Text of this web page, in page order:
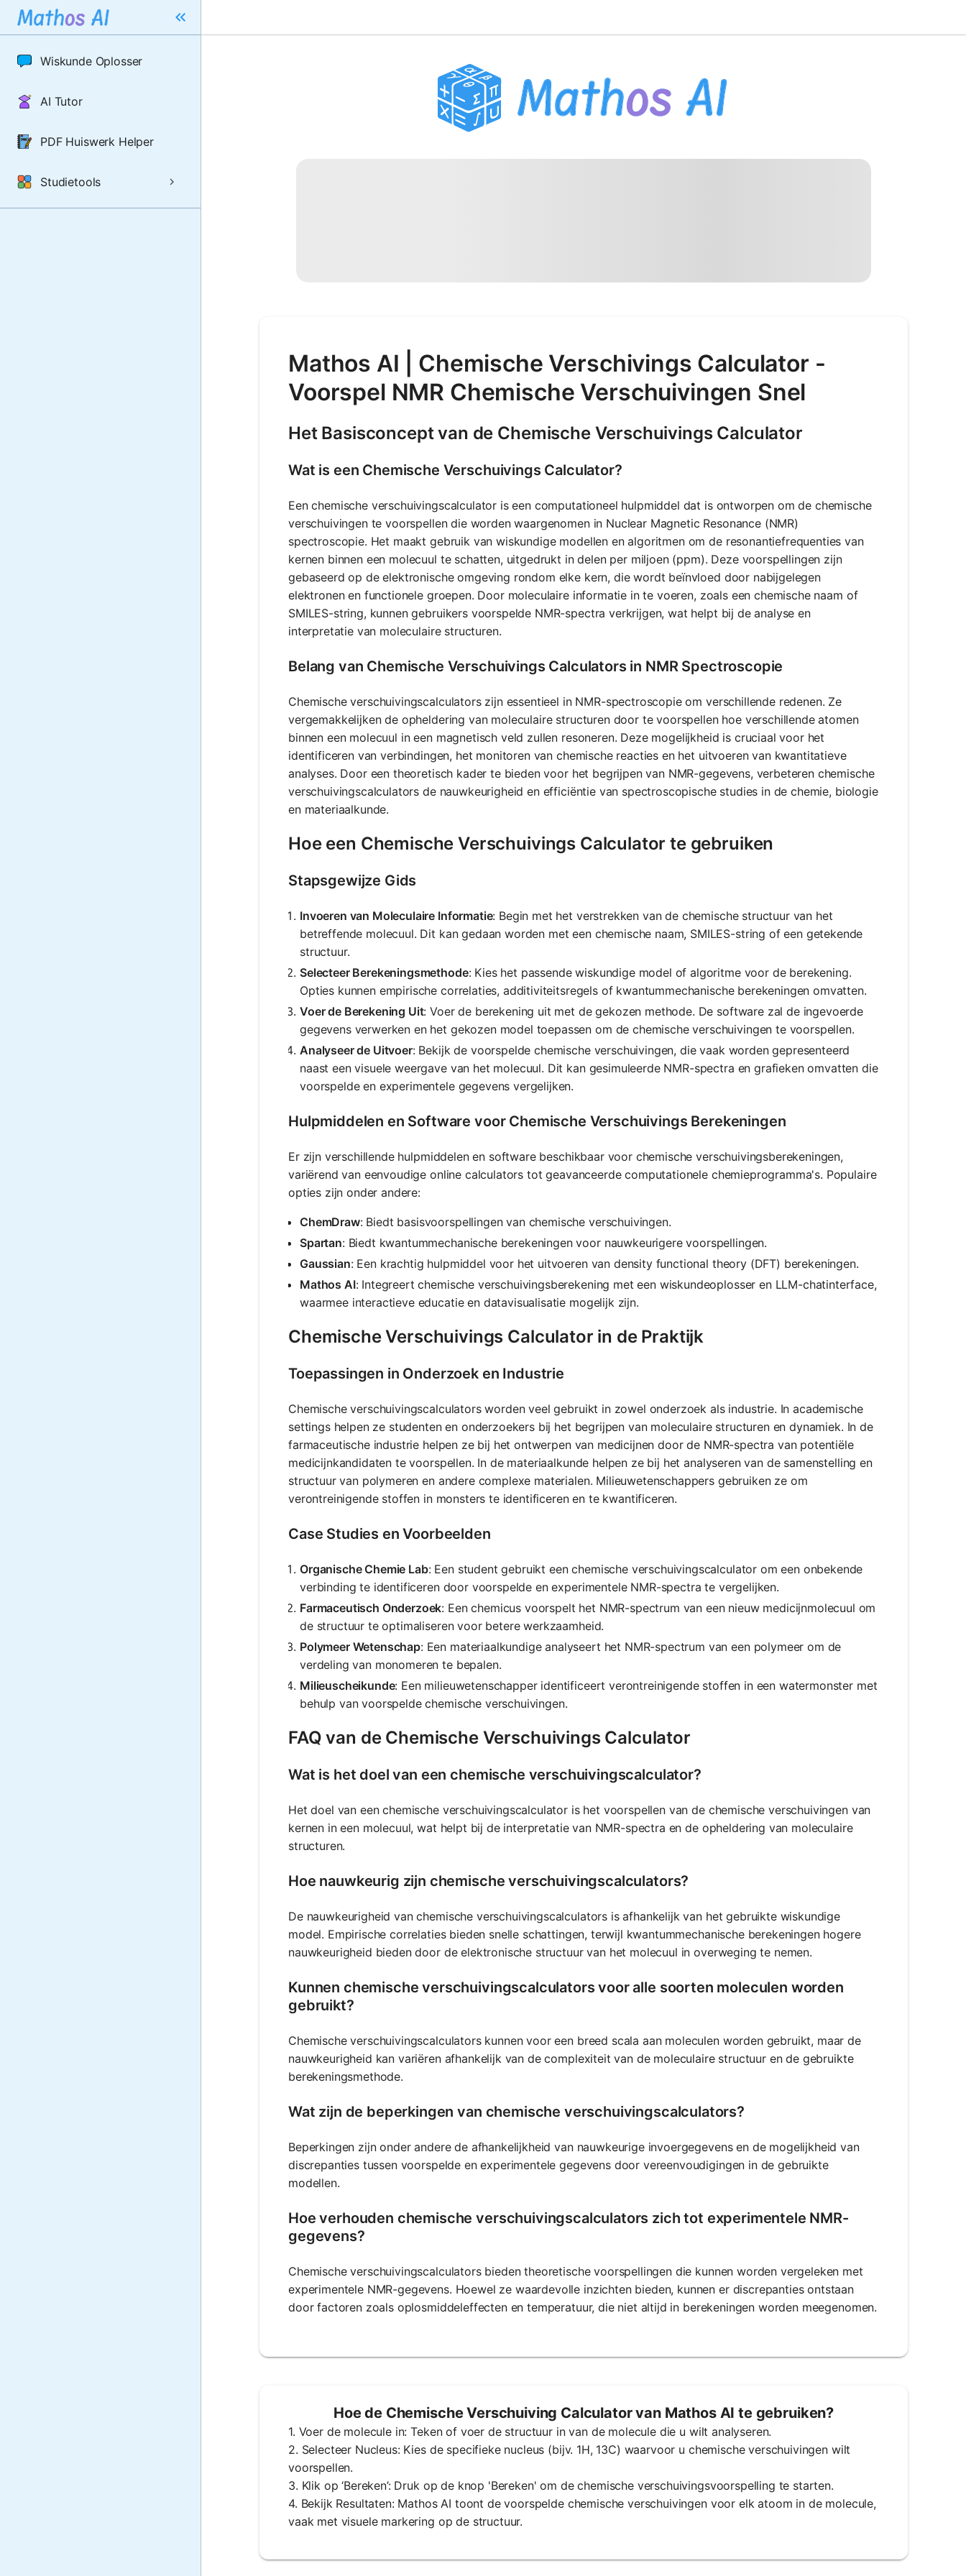
Wiskunde Oplosser
AI Tutor
PDF Huiswerk Helper
Studietools
Mathos AI | Chemische Verschivings Calculator -
Voorspel NMR Chemische Verschuivingen Snel
Het Basisconcept van de Chemische Verschuivings Calculator
Wat is een Chemische Verschuivings Calculator?
Een chemische verschuivingscalculator is een computationeel hulpmiddel dat is ontworpen om de chemische
verschuivingen te voorspellen die worden waargenomen in Nuclear Magnetic Resonance (NMR)
spectroscopie. Het maakt gebruik van wiskundige modellen en algoritmen om de resonantiefrequenties van
kernen binnen een molecuul te schatten, uitgedrukt in delen per miljoen (ppm). Deze voorspellingen zijn
gebaseerd op de elektronische omgeving rondom elke kern, die wordt beïnvloed door nabijgelegen
elektronen en functionele groepen. Door moleculaire informatie in te voeren, zoals een chemische naam of
SMILES-string, kunnen gebruikers voorspelde NMR-spectra verkrijgen, wat helpt bij de analyse en
interpretatie van moleculaire structuren.
Belang van Chemische Verschuivings Calculators in NMR Spectroscopie
Chemische verschuivingscalculators zijn essentieel in NMR-spectroscopie om verschillende redenen. Ze
vergemakkelijken de opheldering van moleculaire structuren door te voorspellen hoe verschillende atomen
binnen een molecuul in een magnetisch veld zullen resoneren. Deze mogelijkheid is cruciaal voor het
identificeren van verbindingen, het monitoren van chemische reacties en het uitvoeren van kwantitatieve
analyses. Door een theoretisch kader te bieden voor het begrijpen van NMR-gegevens, verbeteren chemische
verschuivingscalculators de nauwkeurigheid en efficiëntie van spectroscopische studies in de chemie, biologie
en materiaalkunde.
Hoe een Chemische Verschuivings Calculator te gebruiken
Stapsgewijze Gids
Invoeren van Moleculaire Informatie: Begin met het verstrekken van de chemische structuur van het
betreffende molecuul. Dit kan gedaan worden met een chemische naam, SMILES-string of een getekende
structuur.
Selecteer Berekeningsmethode: Kies het passende wiskundige model of algoritme voor de berekening.
Opties kunnen empirische correlaties, additiviteitsregels of kwantummechanische berekeningen omvatten.
Voer de Berekening Uit: Voer de berekening uit met de gekozen methode. De software zal de ingevoerde
gegevens verwerken en het gekozen model toepassen om de chemische verschuivingen te voorspellen.
Analyseer de Uitvoer: Bekijk de voorspelde chemische verschuivingen, die vaak worden gepresenteerd
naast een visuele weergave van het molecuul. Dit kan gesimuleerde NMR-spectra en grafieken omvatten die
voorspelde en experimentele gegevens vergelijken.
Hulpmiddelen en Software voor Chemische Verschuivings Berekeningen
Er zijn verschillende hulpmiddelen en software beschikbaar voor chemische verschuivingsberekeningen,
variërend van eenvoudige online calculators tot geavanceerde computationele chemieprogramma's. Populaire
opties zijn onder andere:
ChemDraw: Biedt basisvoorspellingen van chemische verschuivingen.
Spartan: Biedt kwantummechanische berekeningen voor nauwkeurigere voorspellingen.
Gaussian: Een krachtig hulpmiddel voor het uitvoeren van density functional theory (DFT) berekeningen.
Mathos AI: Integreert chemische verschuivingsberekening met een wiskundeoplosser en LLM-chatinterface,
waarmee interactieve educatie en datavisualisatie mogelijk zijn.
Chemische Verschuivings Calculator in de Praktijk
Toepassingen in Onderzoek en Industrie
Chemische verschuivingscalculators worden veel gebruikt in zowel onderzoek als industrie. In academische
settings helpen ze studenten en onderzoekers bij het begrijpen van moleculaire structuren en dynamiek. In de
farmaceutische industrie helpen ze bij het ontwerpen van medicijnen door de NMR-spectra van potentiële
medicijnkandidaten te voorspellen. In de materiaalkunde helpen ze bij het analyseren van de samenstelling en
structuur van polymeren en andere complexe materialen. Milieuwetenschappers gebruiken ze om
verontreinigende stoffen in monsters te identificeren en te kwantificeren.
Case Studies en Voorbeelden
Organische Chemie Lab: Een student gebruikt een chemische verschuivingscalculator om een onbekende
verbinding te identificeren door voorspelde en experimentele NMR-spectra te vergelijken.
Farmaceutisch Onderzoek: Een chemicus voorspelt het NMR-spectrum van een nieuw medicijnmolecuul om
de structuur te optimaliseren voor betere werkzaamheid.
Polymeer Wetenschap: Een materiaalkundige analyseert het NMR-spectrum van een polymeer om de
verdeling van monomeren te bepalen.
Milieuscheikunde: Een milieuwetenschapper identificeert verontreinigende stoffen in een watermonster met
behulp van voorspelde chemische verschuivingen.
FAQ van de Chemische Verschuivings Calculator
Wat is het doel van een chemische verschuivingscalculator?
Het doel van een chemische verschuivingscalculator is het voorspellen van de chemische verschuivingen van
kernen in een molecuul, wat helpt bij de interpretatie van NMR-spectra en de opheldering van moleculaire
structuren.
Hoe nauwkeurig zijn chemische verschuivingscalculators?
De nauwkeurigheid van chemische verschuivingscalculators is afhankelijk van het gebruikte wiskundige
model. Empirische correlaties bieden snelle schattingen, terwijl kwantummechanische berekeningen hogere
nauwkeurigheid bieden door de elektronische structuur van het molecuul in overweging te nemen.
Kunnen chemische verschuivingscalculators voor alle soorten moleculen worden
gebruikt?
Chemische verschuivingscalculators kunnen voor een breed scala aan moleculen worden gebruikt, maar de
nauwkeurigheid kan variëren afhankelijk van de complexiteit van de moleculaire structuur en de gebruikte
berekeningsmethode.
Wat zijn de beperkingen van chemische verschuivingscalculators?
Beperkingen zijn onder andere de afhankelijkheid van nauwkeurige invoergegevens en de mogelijkheid van
discrepanties tussen voorspelde en experimentele gegevens door vereenvoudigingen in de gebruikte
modellen.
Hoe verhouden chemische verschuivingscalculators zich tot experimentele NMR-
gegevens?
Chemische verschuivingscalculators bieden theoretische voorspellingen die kunnen worden vergeleken met
experimentele NMR-gegevens. Hoewel ze waardevolle inzichten bieden, kunnen er discrepanties ontstaan
door factoren zoals oplosmiddeleffecten en temperatuur, die niet altijd in berekeningen worden meegenomen.
Hoe de Chemische Verschuiving Calculator van Mathos AI te gebruiken?
1. Voer de molecule in: Teken of voer de structuur in van de molecule die u wilt analyseren.
2. Selecteer Nucleus: Kies de specifieke nucleus (bijv. 1H, 13C) waarvoor u chemische verschuivingen wilt
voorspellen.
3. Klik op ‘Bereken’: Druk op de knop 'Bereken' om de chemische verschuivingsvoorspelling te starten.
4. Bekijk Resultaten: Mathos AI toont de voorspelde chemische verschuivingen voor elk atoom in de molecule,
vaak met visuele markering op de structuur.